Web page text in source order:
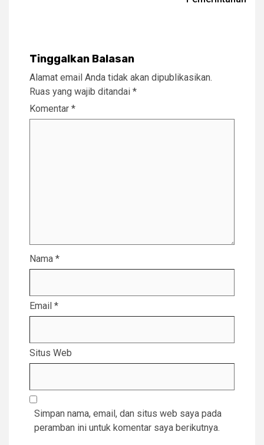
Tinggalkan Balasan
Alamat email Anda tidak akan dipublikasikan.
Ruas yang wajib ditandai *
Komentar *
Nama *
Email *
Situs Web
Simpan nama, email, dan situs web saya pada
peramban ini untuk komentar saya berikutnya.